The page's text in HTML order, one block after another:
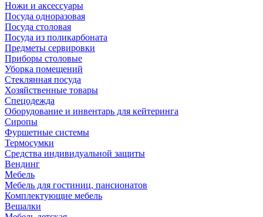
Ножи и аксессуары
Посуда одноразовая
Посуда столовая
Посуда из поликарбоната
Предметы сервировки
Приборы столовые
Уборка помещений
Стеклянная посуда
Хозяйственные товары
Спецодежда
Оборудование и инвентарь для кейтеринга
Сиропы
Фуршетные системы
Термосумки
Средства индивидуальной защиты
Вендинг
Мебель
Мебель для гостиниц, пансионатов
Комплектующие мебель
Вешалки